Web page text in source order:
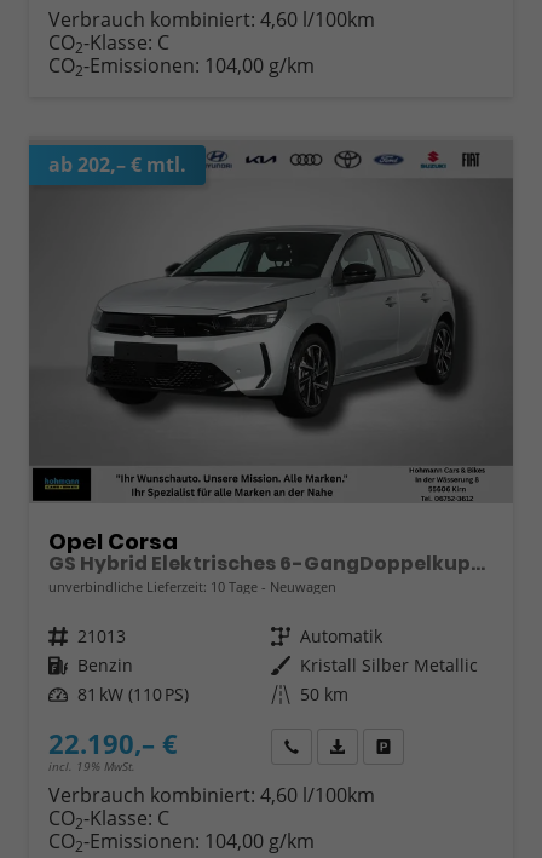
Verbrauch kombiniert: 4,60 l/100km
CO2-Klasse: C
CO2-Emissionen: 104,00 g/km
ab 202,– € mtl.
Opel Corsa
GS Hybrid Elektrisches 6-GangDoppelkupplungsgetriebe (eDCT)
unverbindliche Lieferzeit: 10 Tage Neuwagen
Fahrzeugnr. 21013 Getriebe Automatik
Kraftstoff Benzin Außenfarbe Kristall Silber Metallic
Leistung 81 kW (110 PS) Kilometerstand 50 km
22.190,– €
incl. 19% MwSt.
Wir rufen Sie anFahrzeugexposé (PDF)
Verbrauch kombiniert: 4,60 l/100km
CO2-Klasse: C
CO2-Emissionen: 104,00 g/km